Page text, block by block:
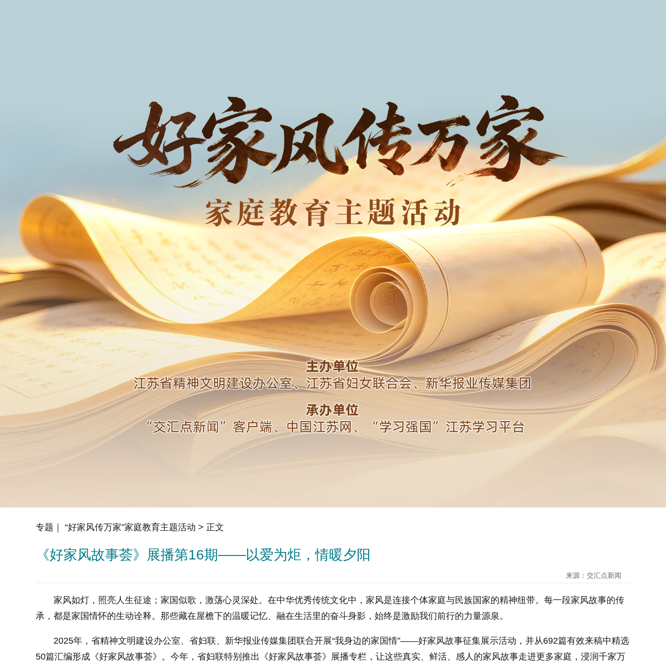
专题｜ “好家风传万家”家庭教育主题活动 > 正文
《好家风故事荟》展播第16期——以爱为炬，情暖夕阳
来源：交汇点新闻
家风如灯，照亮人生征途；家国似歌，激荡心灵深处。在中华优秀传统文化中，家风是连接个体家庭与民族国家的精神纽带。每一段家风故事的传
承，都是家国情怀的生动诠释。那些藏在屋檐下的温暖记忆、融在生活里的奋斗身影，始终是激励我们前行的力量源泉。
2025年，省精神文明建设办公室、省妇联、新华报业传媒集团联合开展“我身边的家国情”——好家风故事征集展示活动，并从692篇有效来稿中精选
50篇汇编形成《好家风故事荟》。今年，省妇联特别推出《好家风故事荟》展播专栏，让这些真实、鲜活、感人的家风故事走进更多家庭，浸润千家万